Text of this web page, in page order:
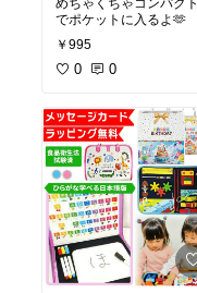
でポケットに入るよ🫶
￥995
0 0